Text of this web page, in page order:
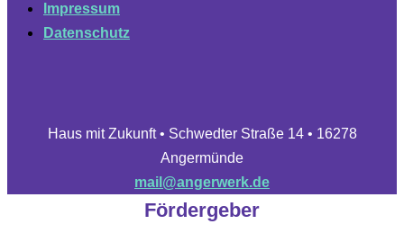
Impressum
Datenschutz
Haus mit Zukunft • Schwedter Straße 14 • 16278
Angermünde
mail@angerwerk.de
Fördergeber